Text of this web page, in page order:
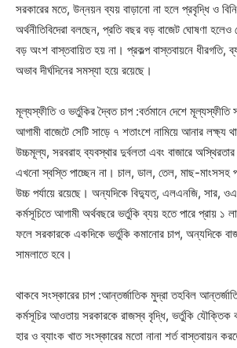
সরকারের মতে, উন্নয়ন ব্যয় বাড়ানো না হলে প্রবৃদ্ধি ও
অর্থনীতিবিদেরা বলছেন, প্রতি বছর বড় বাজেট ঘোষণা
বড় অংশ বাস্তবায়িত হয় না। প্রকল্প বাস্তবায়নে ধীরগতি,
অভাব দীর্ঘদিনের সমস্যা হয়ে রয়েছে।
মূল্যস্ফীতি ও ভর্তুকির দ্বৈত চাপ :বর্তমানে দেশে মূল্যস্ফীতি
আগামী বাজেটে সেটি সাড়ে ৭ শতাংশে নামিয়ে আনার লক্ষ্য
উচ্চমূল্য, সরবরাহ ব্যবস্থার দুর্বলতা এবং বাজারে
এখনো স্বস্তি পাচ্ছেন না। চাল, ডাল, তেল, মাছ-মাংসসহ
উচ্চ পর্যায়ে রয়েছে। অন্যদিকে বিদ্যুত্, এলএনজি, সার,
কর্মসূচিতে আগামী অর্থবছরে ভর্তুকি ব্যয় হতে পারে প্রায় ১
ফলে সরকারকে একদিকে ভর্তুকি কমানোর চাপ, অন্যদিকে
সামলাতে হবে।
থাকবে সংস্কারের চাপ :আন্তর্জাতিক মুদ্রা তহবিল
কর্মসূচির আওতায় সরকারকে রাজস্ব বৃদ্ধি, ভর্তুকি যৌক্তিক
হার ও ব্যাংক খাত সংস্কারের মতো নানা শর্ত বাস্তবায়ন